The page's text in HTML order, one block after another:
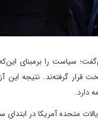
سیاست را برمبنای این‌که
قرار گرفته‌ند. نتیجه
دارد.